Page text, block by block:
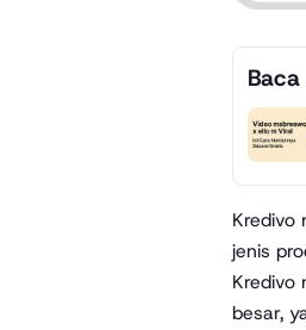
Kredivo
jenis
Kredivo
besar,